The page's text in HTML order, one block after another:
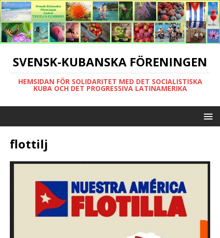
SVENSK-KUBANSKA FÖRENINGEN
HEMSIDAN FÖR SOLIDARITET MED DET SOCIALISTISKA
KUBA OCH DET PROGRESSIVA LATINAMERIKA
flottilj